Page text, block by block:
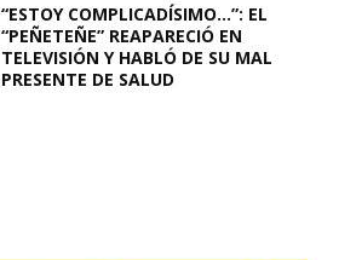
“ESTOY COMPLICADÍSIMO…”: EL
“PEÑETEÑE” REAPARECIÓ EN
TELEVISIÓN Y HABLÓ DE SU MAL
PRESENTE DE SALUD